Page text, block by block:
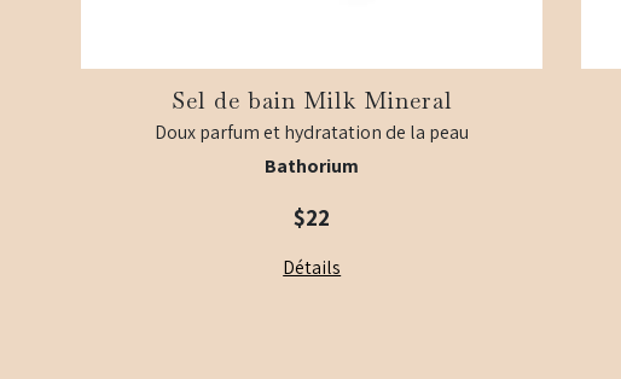
Sel de bain Milk Mineral
Doux parfum et hydratation de la peau
Bathorium
$22
Détails